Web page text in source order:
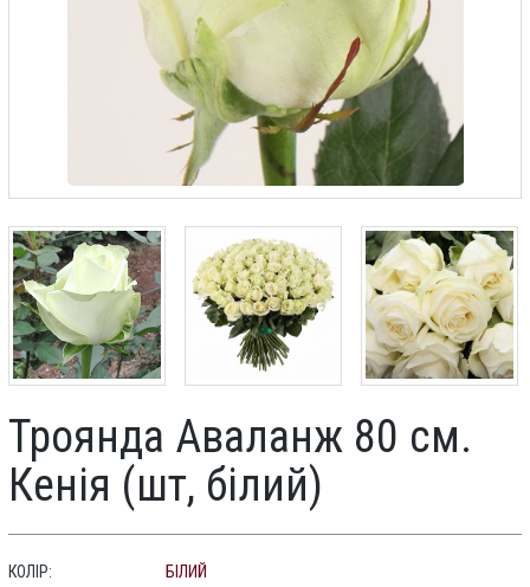
Троянда Аваланж 80 см.
Кенія (шт, білий)
КОЛІР:
БІЛИЙ